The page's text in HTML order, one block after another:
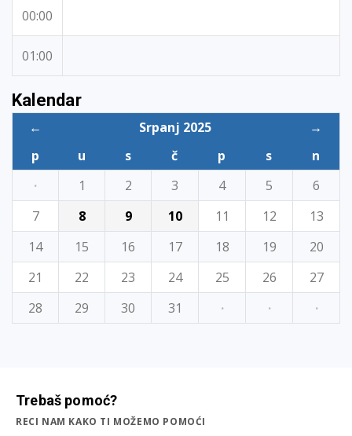
00:00
01:00
Kalendar
← Srpanj 2025
→
p
u s č p s
n
·
1 2 3 4 5
6
7
8 9 10 11 12
13
14
15 16 17 18 19
20
21
22 23 24 25 26
27
28
29 30 31 · · ·
Trebaš pomoć?
RECI NAM KAKO TI MOŽEMO POMOĆI